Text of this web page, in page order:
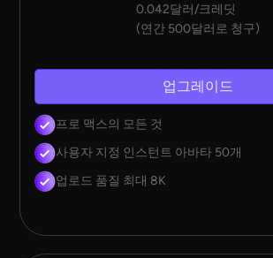
0.042달러/크레딧
(연간 500달러로 청구)
업그레이드
프로 맥스의 모든 것
사용자 지정 인스턴트 아바타 50개
업로드 품질 최대 8K